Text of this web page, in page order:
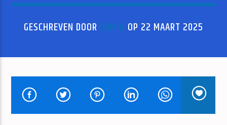
HUIDIG NUMMER
EXHALE
WHITNEY HOUSTON
GESCHREVEN DOOR ADMIN OP 22 MAART 2025